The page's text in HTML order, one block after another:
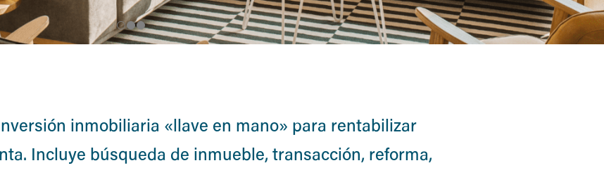
inmobiliaria «llave en mano» para rentabilizar
Incluye búsqueda de inmueble, transacción, reforma,